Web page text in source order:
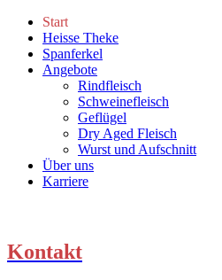
Start
Heisse Theke
Spanferkel
Angebote
Rindfleisch
Schweinefleisch
Geflügel
Dry Aged Fleisch
Wurst und Aufschnitt
Über uns
Karriere
Kontakt